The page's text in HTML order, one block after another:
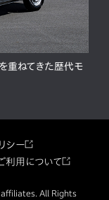
重ねてきた歴代モ
シー
利用について
All Rights